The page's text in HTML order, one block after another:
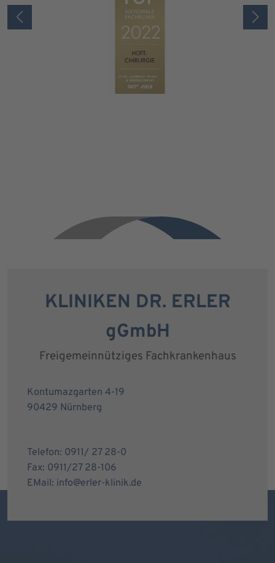
KLINIKEN DR. ERLER
gGmbH
Freigemeinnütziges Fachkrankenhaus
Kontumazgarten 4-19
90429 Nürnberg
Telefon: 0911/ 27 28-0
Fax: 0911/27 28-106
EMail: info@erler-klinik.de